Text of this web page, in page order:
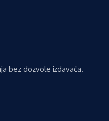
bez dozvole izdavača.